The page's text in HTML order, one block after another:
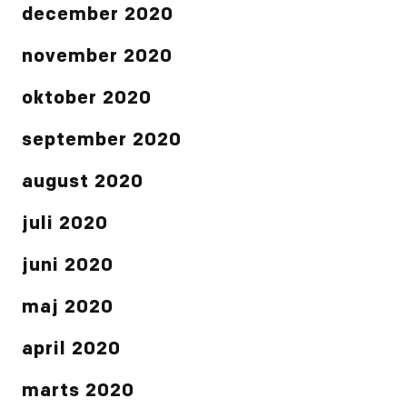
december 2020
november 2020
oktober 2020
september 2020
august 2020
juli 2020
juni 2020
maj 2020
april 2020
marts 2020